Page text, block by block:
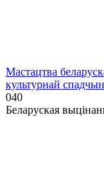
Мастацтва
культурнай
040
Беларуская